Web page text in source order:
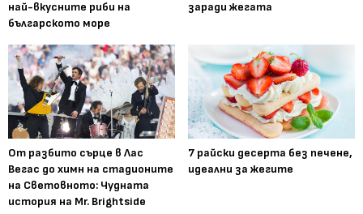
най-вкусните риби на
българското море
заради жегата
От разбито сърце в Лас
Вегас до химн на стадионите
на Световното: Чудната
история на Mr. Brightside
7 райски десерта без печене,
идеални за жегите